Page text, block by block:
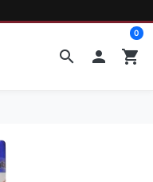
search  shopping_cart
0